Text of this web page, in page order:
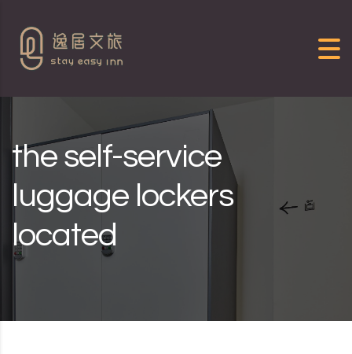
the self-service
luggage lockers
located